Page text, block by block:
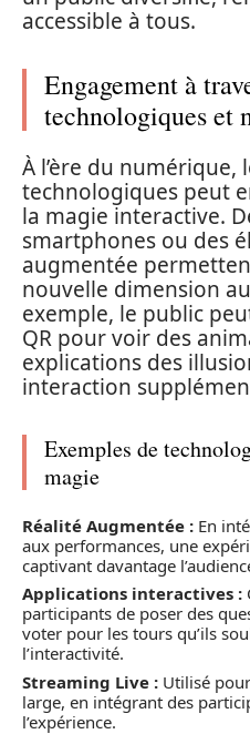
accessible à tous.
Engagement à
technologiques et
À l’ère du numérique,
technologiques peut
la magie interactive.
smartphones ou des
augmentée
nouvelle dimension
exemple, le public
QR pour voir des
explications des
interaction
Exemples de
magie
Réalité Augmentée : En
aux performances, une
captivant davantage
Applications interactives :
participants de poser des
voter pour les tours qu’ils
l’interactivité.
Streaming Live : Utilisé
large, en intégrant des
l’expérience.